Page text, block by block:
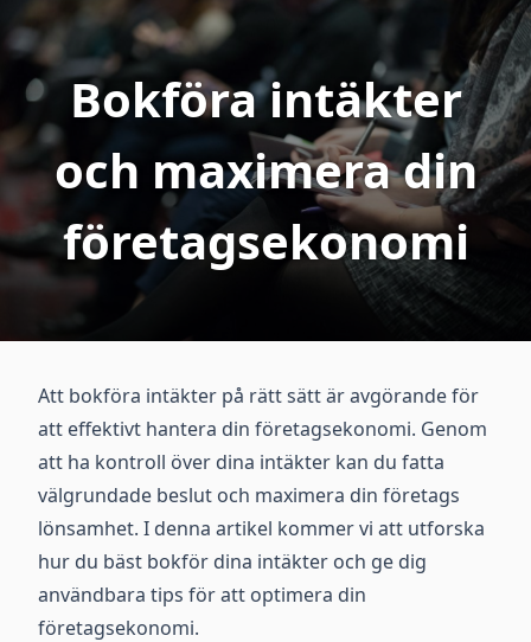
Bokföra intäkter
och maximera din
företagsekonomi
Att bokföra intäkter på rätt sätt är avgörande för
att effektivt hantera din företagsekonomi. Genom
att ha kontroll över dina intäkter kan du fatta
välgrundade beslut och maximera din företags
lönsamhet. I denna artikel kommer vi att utforska
hur du bäst bokför dina intäkter och ge dig
användbara tips för att optimera din
företagsekonomi.